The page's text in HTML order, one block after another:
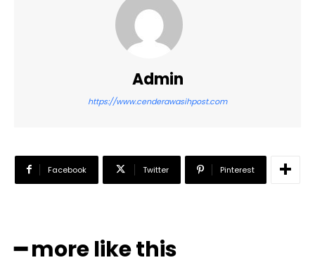
Admin
https://www.cenderawasihpost.com
Facebook Twitter Pinterest
━ more like this